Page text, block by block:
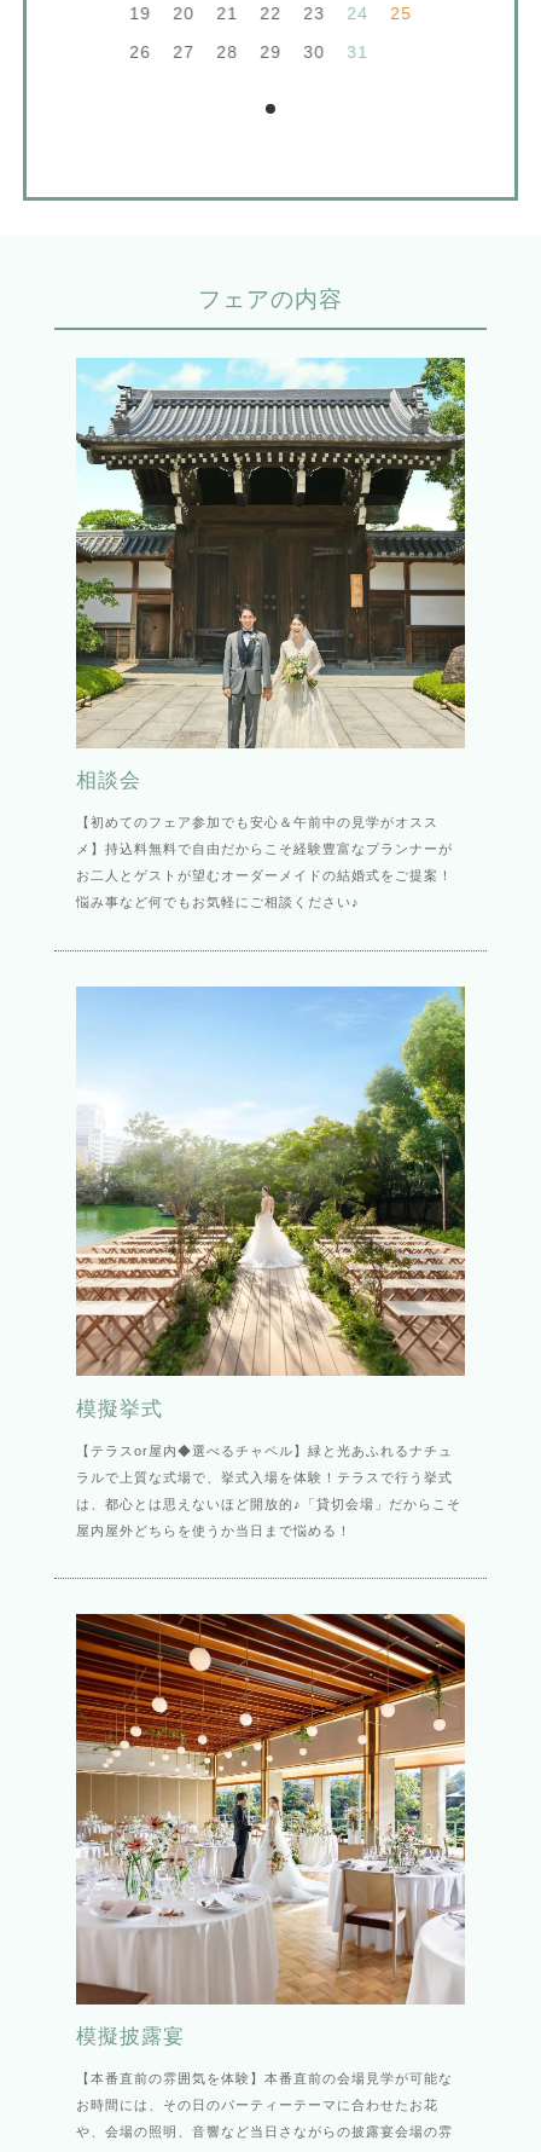
19
20 21 22 23 24
25
26
27 28 29 30 31
フェアの内容
相談会
【初めてのフェア参加でも安心＆午前中の見学がオスス
メ】持込料無料で自由だからこそ経験豊富なプランナーが
お二人とゲストが望むオーダーメイドの結婚式をご提案！
悩み事など何でもお気軽にご相談ください♪
模擬挙式
【テラスor屋内◆選べるチャペル】緑と光あふれるナチュ
ラルで上質な式場で、挙式入場を体験！テラスで行う挙式
は、都心とは思えないほど開放的♪「貸切会場」だからこそ
屋内屋外どちらを使うか当日まで悩める！
模擬披露宴
【本番直前の雰囲気を体験】本番直前の会場見学が可能な
お時間には、その日のパーティーテーマに合わせたお花
や、会場の照明、音響など当日さながらの披露宴会場の雰